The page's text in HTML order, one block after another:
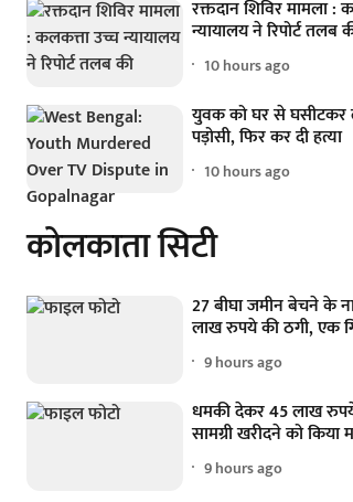
रक्तदान शिविर मामला :
न्यायालय ने रिपोर्ट तलब
10 hours ago
युवक को घर से
पड़ोसी, फिर कर दी हत्या
10 hours ago
कोलकाता सिटी
27 बीघा जमीन बेचने के
लाख रुपये की ठगी, एक
9 hours ago
धमकी देकर 45 लाख रुपये
सामग्री खरीदने को किया
9 hours ago